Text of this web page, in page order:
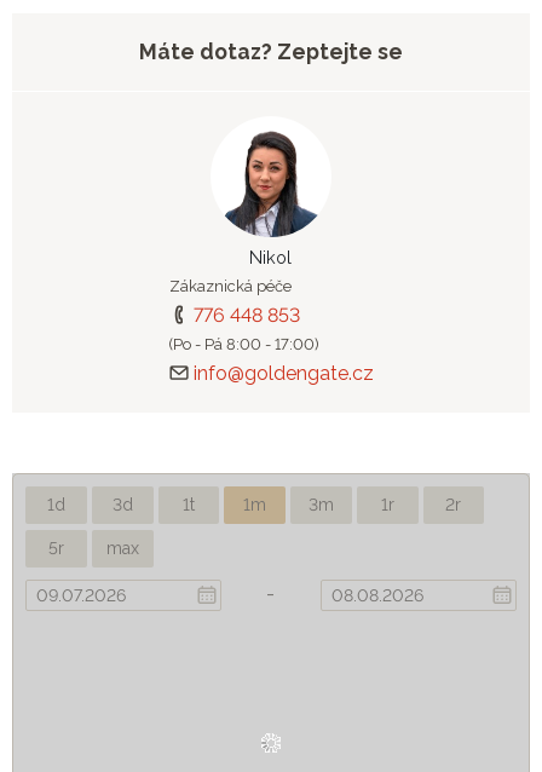
Máte dotaz? Zeptejte se
Nikol
Zákaznická péče
776 448 853
(Po - Pá 8:00 - 17:00)
info@goldengate.cz
1d 3d 1t 1m 3m 1r 2r
5r max
-